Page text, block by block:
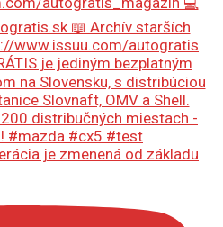
je zmenená od základu